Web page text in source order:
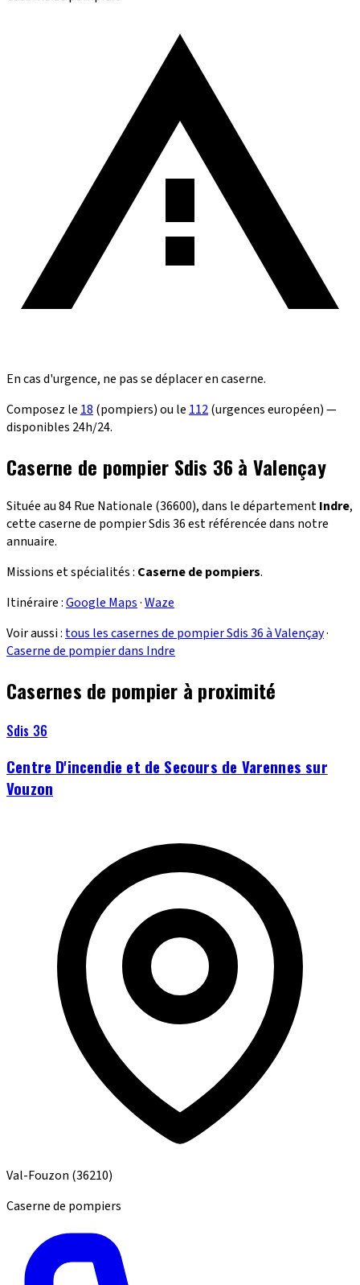
En cas d'urgence, ne pas se déplacer en caserne.
Composez le 18 (pompiers) ou le 112(urgences européen) —
disponibles 24h/24.
Caserne de pompier Sdis 36 à Valençay
Située au 84 Rue Nationale (36600), dans le départementIndre,
cette caserne de pompier Sdis 36 est référencée dans notre
annuaire.
Missions et spécialités : Caserne de pompiers.
Itinéraire :Google Maps·Waze
Voir aussi : tous les casernes de pompier Sdis 36 à Valençay·
Caserne de pompier dans Indre
Casernes de pompier à proximité
Sdis 36
Centre D'incendie et de Secours de Varennes sur
Vouzon
Val-Fouzon (36210)
Caserne de pompiers